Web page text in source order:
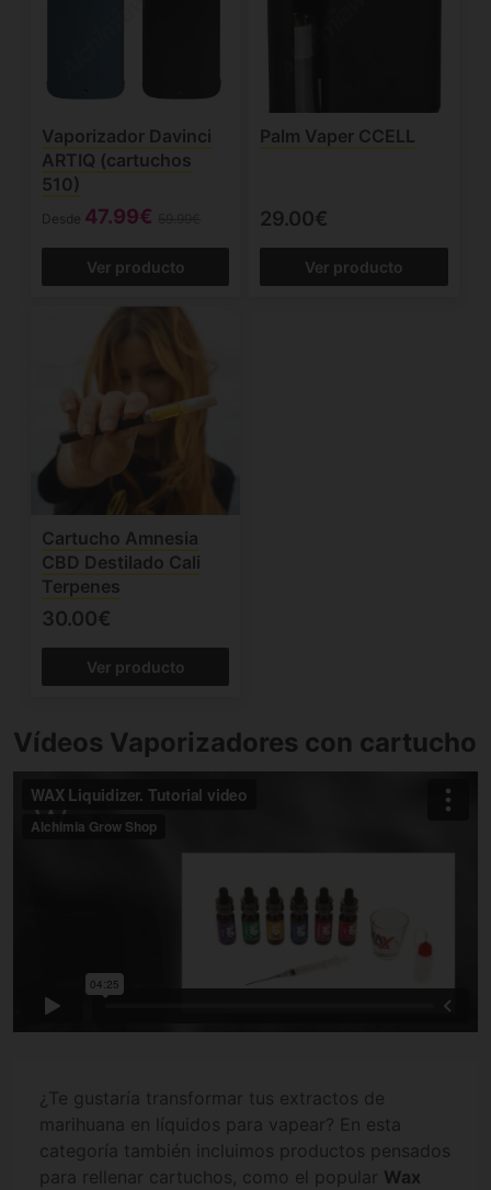
Vaporizador Davinci
ARTIQ (cartuchos
510)
Desde 47.99€
Ver producto
Palm Vaper CCELL
29.00€
Ver producto
Cartucho Amnesia
CBD Destilado Cali
Terpenes
30.00€
Ver producto
Vídeos Vaporizadores con cartucho
¿Te gustaría transformar tus extractos de
marihuana en líquidos para vapear? En esta
categoría también incluimos productos pensados
para rellenar cartuchos, como el popular Wax